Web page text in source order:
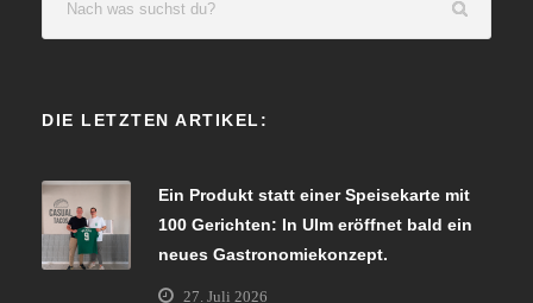
DIE LETZTEN ARTIKEL:
Ein Produkt statt einer Speisekarte mit
100 Gerichten: In Ulm eröffnet bald ein
neues Gastronomiekonzept.
27. Juli 2026